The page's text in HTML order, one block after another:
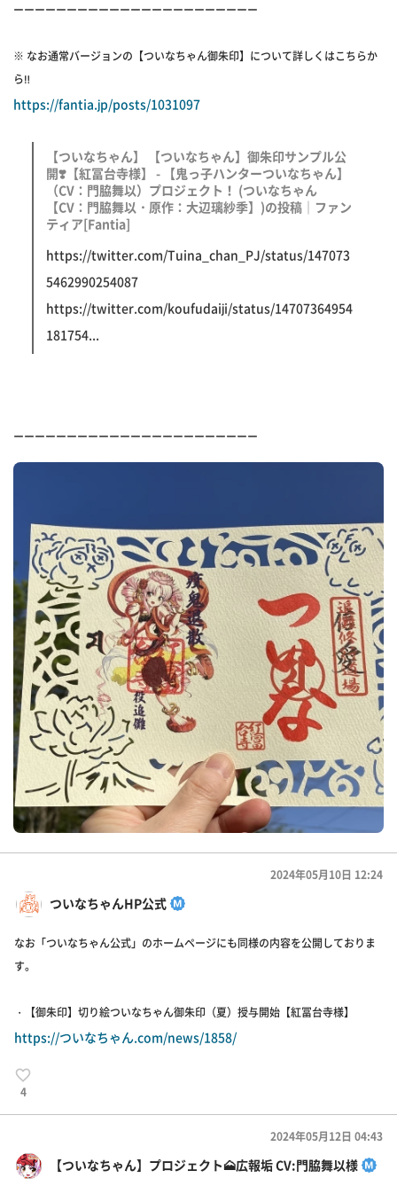
ーーーーーーーーーーーーーーーーーーーーーーー
※ なお通常バージョンの【ついなちゃん御朱印】について詳しくはこちらか
ら‼️
https://fantia.jp/posts/1031097
【ついなちゃん】 【ついなちゃん】御朱印サンプル公
開❣️【紅冨台寺様】 - 【鬼っ子ハンターついなちゃん】
（CV：門脇舞以）プロジェクト！ (ついなちゃん
【CV：門脇舞以・原作：大辺璃紗季】)の投稿｜ファン
ティア[Fantia]
https://twitter.com/Tuina_chan_PJ/status/147073
5462990254087
https://twitter.com/koufudaiji/status/14707364954
181754...
ーーーーーーーーーーーーーーーーーーーーーーー
ついなちゃんHP公式
2024年05月10日 12:24
なお「ついなちゃん公式」のホームページにも同様の内容を公開しておりま
す。
・【御朱印】切り絵ついなちゃん御朱印（夏）授与開始【紅冨台寺様】
https://ついなちゃん.com/news/1858/
4
【ついなちゃん】プロジェクト🗻広報垢 CV:門脇舞以様
2024年05月12日 04:43